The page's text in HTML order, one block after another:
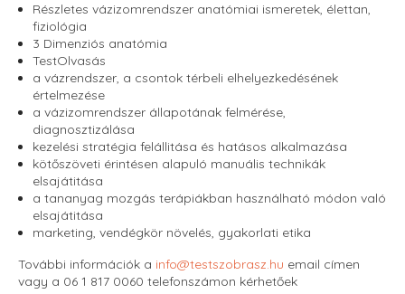
Részletes vázizomrendszer anatómiai ismeretek, élettan,
fiziológia
3 Dimenziós anatómia
TestOlvasás
a vázrendszer, a csontok térbeli elhelyezkedésének
értelmezése
a vázizomrendszer állapotának felmérése,
diagnosztizálása
kezelési stratégia felállitása és hatásos alkalmazása
kötőszöveti érintésen alapuló manuális technikák
elsajátitása
a tananyag mozgás terápiákban használható módon való
elsajátitása
marketing, vendégkör növelés, gyakorlati etika
További információk a info@testszobrasz.hu email címen
vagy a 06 1 817 0060 telefonszámon kérhetőek